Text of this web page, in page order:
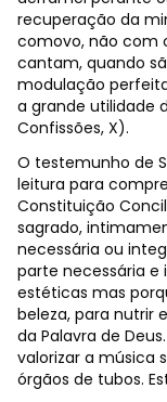
recuperação da
comovo, não com
cantam, quando
modulação
a grande utilidade
Confissões, X).
O testemunho de
leitura para
Constituição
sagrado,
necessária ou
parte necessária e
estéticas mas
beleza, para nutrir
da Palavra de
valorizar a música
órgãos de tubos.